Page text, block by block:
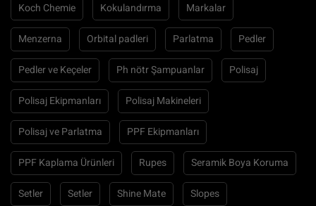
Koch Chemie Kokulandırma Markalar
Menzerna Orbital padleri Parlatma Pedler
Pedler ve Keçeler Ph nötr Şampuanlar Polisaj
Polisaj Ekipmanları Polisaj Makineleri
Polisaj ve Parlatma PPF Ekipmanları
PPF Kaplama Ürünleri Rupes Seramik Boya Koruma
Setler Setler Shine Mate Slopes